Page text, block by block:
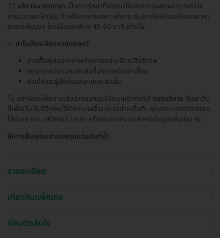
💆‍♂️ บริการนวดกดจุด เป็นการรักษาที่พัฒนาขึ้นจากการผสมผสานระหว่าง
การนวดและฝังเข็ม โดยใช้เทคนิคเฉพาะเพื่อกระตุ้นการไหลเวียนเลือดและลด
อาการเจ็บปวด โดยใช้เวลาเพียง 45-60 นาที เท่านั้น
ทำไมต้องเลือกนวดกดจุด?
ช่วยฟื้นฟูสมรรถภาพร่างกายอย่างมีประสิทธิภาพ
ลดอาการปวดและอักเสบที่เกิดจากข้อเข่าเสื่อม
ช่วยให้คุณรู้สึกผ่อนคลายและสดชื่น
🔍 อย่าปล่อยให้ความเจ็บปวดรบกวนชีวิตคุณอีกต่อไป! จองบริการ กับเราวัน
นี้เพื่อเริ่มต้นชีวิตใหม่ที่มีความเคลื่อนไหวอย่างเต็มที่! คุณสามารถทำการจอง
ได้ง่ายๆ ผ่าน HDmall.co.th หรือสนทนากับเราสำหรับข้อมูลเพิ่มเติม 📅
ให้การฟื้นฟูข้อเข่าของคุณเริ่มต้นที่นี่!
รายละเอียด
เกี่ยวกับแพ็กเกจ
ก่อนตัดสินใจ